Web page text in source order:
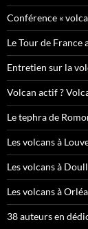
Conférence «
Le Tour de France
Entretien sur la
Volcan actif ?
Le tephra de
Les volcans à
Les volcans à
Les volcans à
38 auteurs en